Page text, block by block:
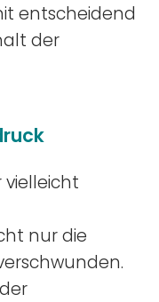
entscheidend
der
vielleicht
nur die